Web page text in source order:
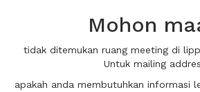
Mohon
tidak ditemukan ruang meeting di
Untuk mailing
apakah anda membutuhkan informasi